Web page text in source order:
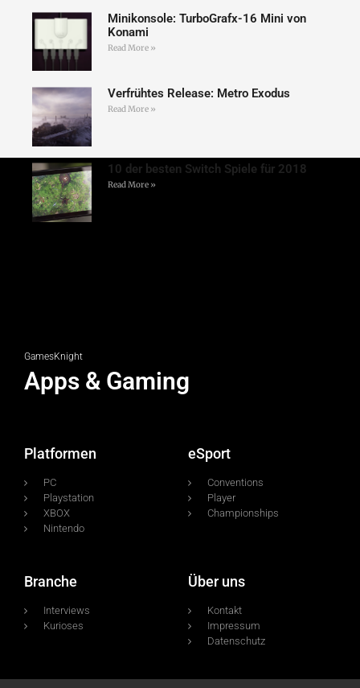
Minikonsole: TurboGrafx-16 Mini von
Konami
Read More »
Verfrühtes Release: Metro Exodus
Read More »
10 der besten Switch Spiele für 2018
Read More »
GamesKnight
Apps & Gaming
Platformen
PC
Playstation
XBOX
Nintendo
eSport
Conventions
Player
Championships
Branche
Interviews
Kurioses
Über uns
Kontakt
Impressum
Datenschutz